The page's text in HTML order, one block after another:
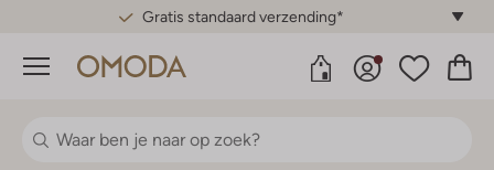
Gratis standaard verzending*
Menu